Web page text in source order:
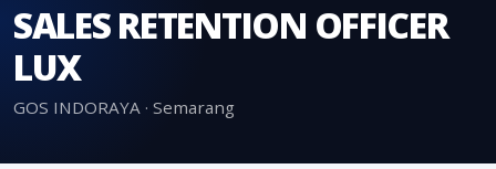
SALES RETENTION OFFICER
LUX
GOS INDORAYA · Semarang